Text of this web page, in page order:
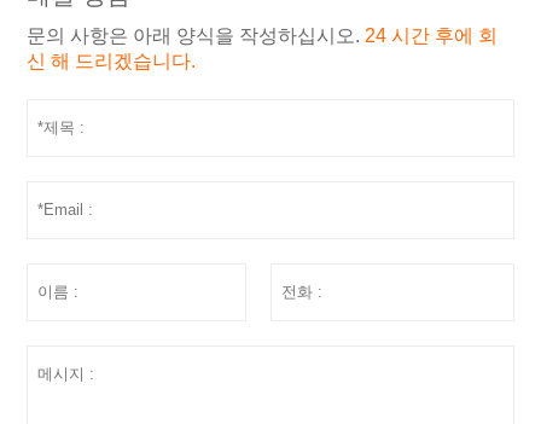
문의 사항은 아래 양식을 작성하십시오. 24 시간 후에 회
신 해 드리겠습니다.